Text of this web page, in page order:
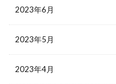
2023年6月
2023年5月
2023年4月